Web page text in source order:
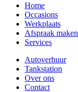
Home
Occasions
Werkplaats
Afspraak maken
Services
Autoverhuur
Tankstation
Over ons
Contact